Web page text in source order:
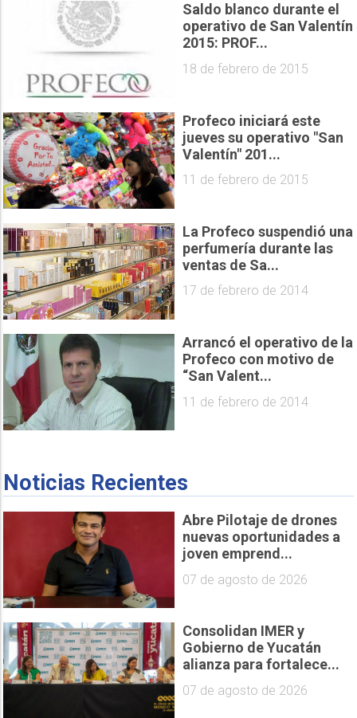
Saldo blanco durante el
operativo de San Valentín
2015: PROF...
18 de febrero de 2015
Profeco iniciará este
jueves su operativo "San
Valentín" 201...
11 de febrero de 2015
La Profeco suspendió una
perfumería durante las
ventas de Sa...
17 de febrero de 2014
Arrancó el operativo de la
Profeco con motivo de
“San Valent...
11 de febrero de 2014
Noticias Recientes
Abre Pilotaje de drones
nuevas oportunidades a
joven emprend...
07 de agosto de 2026
Consolidan IMER y
Gobierno de Yucatán
alianza para fortalece...
07 de agosto de 2026